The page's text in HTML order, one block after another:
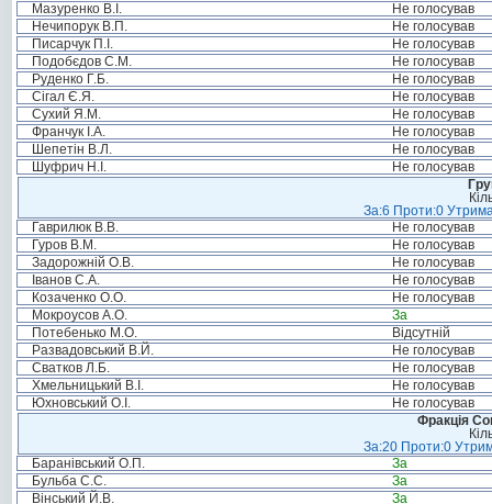
Мазуренко В.І.
Не голосував
Нечипорук В.П.
Не голосував
Писарчук П.І.
Не голосував
Подобєдов С.М.
Не голосував
Руденко Г.Б.
Не голосував
Сігал Є.Я.
Не голосував
Сухий Я.М.
Не голосував
Франчук І.А.
Не голосував
Шепетін В.Л.
Не голосував
Шуфрич Н.І.
Не голосував
За:6 Проти:0
Гаврилюк В.В.
Не голосував
Гуров В.М.
Не голосував
Задорожній О.В.
Не голосував
Іванов С.А.
Не голосував
Козаченко О.О.
Не голосував
Мокроусов А.О.
За
Потебенько М.О.
Відсутній
Развадовський В.Й.
Не голосував
Сватков Л.Б.
Не голосував
Хмельницький В.І.
Не голосував
Юхновський О.І.
Не голосував
Фракція
За:20 Проти:0
Баранівський О.П.
За
Бульба С.С.
За
Вінський Й.В.
За